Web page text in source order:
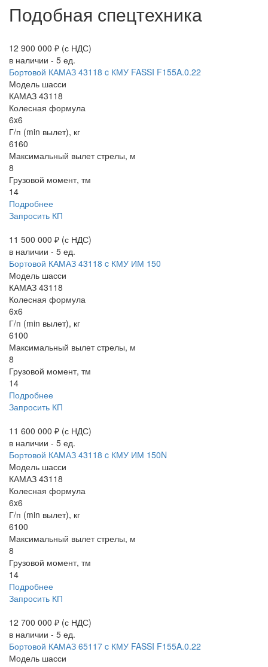
Подобная спецтехника
12 900 000 ₽ (с НДС)
в наличии - 5 ед.
Бортовой КАМАЗ 43118 c КМУ FASSI F155A.0.22
Модель шасси
КАМАЗ 43118
Колесная формула
6x6
Г/п (min вылет), кг
6160
Максимальный вылет стрелы, м
8
Грузовой момент, тм
14
Подробнее
Запросить КП
11 500 000 ₽ (с НДС)
в наличии - 5 ед.
Бортовой КАМАЗ 43118 c КМУ ИМ 150
Модель шасси
КАМАЗ 43118
Колесная формула
6x6
Г/п (min вылет), кг
6100
Максимальный вылет стрелы, м
8
Грузовой момент, тм
14
Подробнее
Запросить КП
11 600 000 ₽ (с НДС)
в наличии - 5 ед.
Бортовой КАМАЗ 43118 c КМУ ИМ 150N
Модель шасси
КАМАЗ 43118
Колесная формула
6x6
Г/п (min вылет), кг
6100
Максимальный вылет стрелы, м
8
Грузовой момент, тм
14
Подробнее
Запросить КП
12 700 000 ₽ (с НДС)
в наличии - 5 ед.
Бортовой КАМАЗ 65117 c КМУ FASSI F155A.0.22
Модель шасси